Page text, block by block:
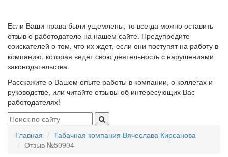
Если Ваши права были ущемлены, то всегда можно оставить
отзыв о работодателе на нашем сайте. Предупредите
соискателей о том, что их ждет, если они поступят на работу в
компанию, которая ведет свою деятельность с нарушениями
законодательства.
Расскажите о Вашем опыте работы в компании, о коллегах и
руководстве, или читайте отзывы об интересующих Вас
работодателях!
Главная
Табачная компания Вячеслава Кирсанова
Отзыв №50904